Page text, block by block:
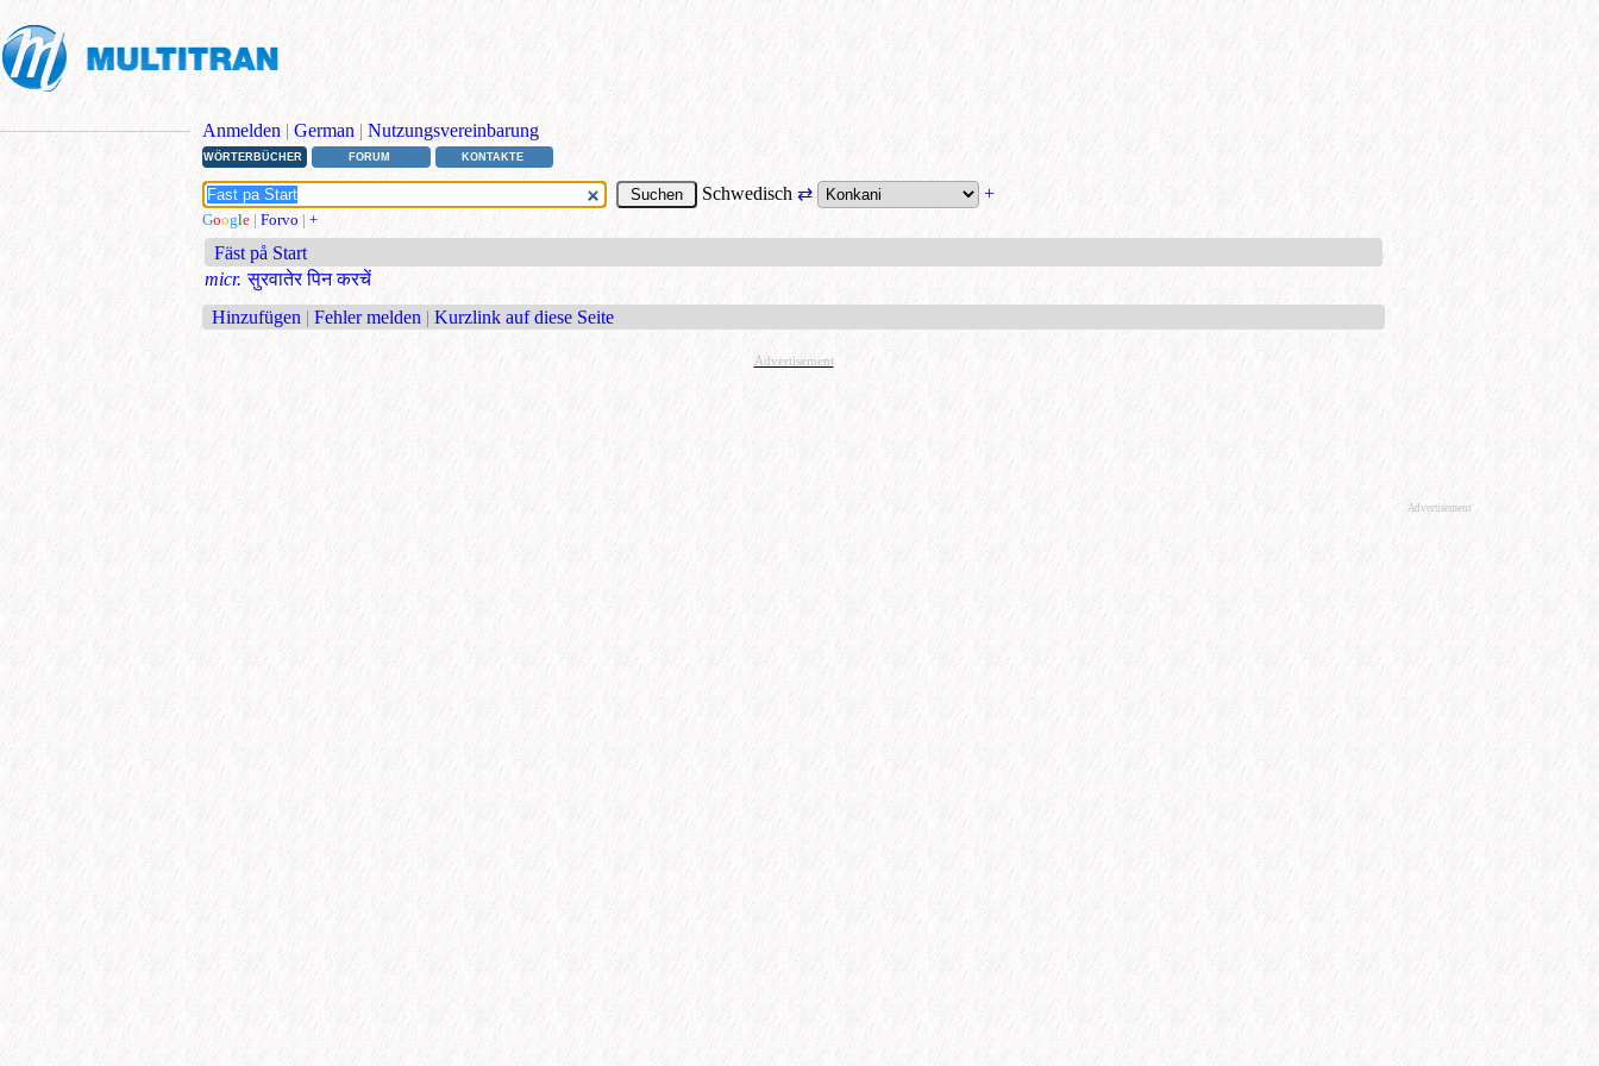
Anmelden | German | Nutzungsvereinbarung
WÖRTERBÜCHER FORUM KONTAKTE
Schwedisch⇄ +
Google | Forvo | +
Fäst på Start
micr. सुरवातेर पिन करचें
Hinzufügen | Fehler melden | Kurzlink auf diese Seite
Advertisement
Advertisement